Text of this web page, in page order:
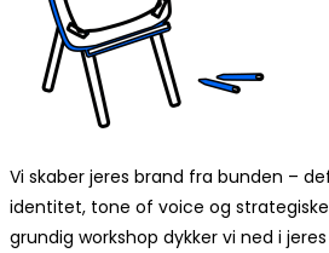
Vi skaber jeres brand fra bunden –
identitet, tone of voice og
grundig workshop dykker vi ned i